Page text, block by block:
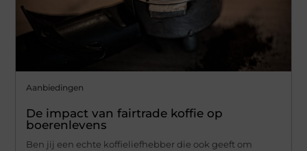
Aanbiedingen
De impact van fairtrade koffie op
boerenlevens
Ben jij een echte koffieliefhebber die ook geeft om